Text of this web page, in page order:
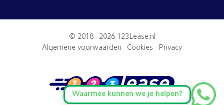
© 2018 - 2026 123Lease.nl
Algemene voorwaarden · Cookies · Privacy
Waarmee kunnen we je helpen?